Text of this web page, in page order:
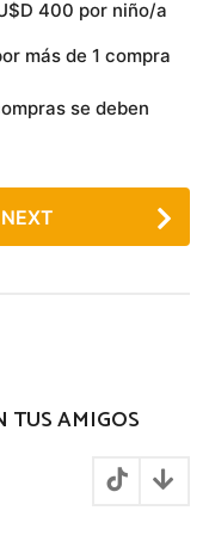
400 por niño/a
más de 1 compra
se deben
NEXT
TUS AMIGOS